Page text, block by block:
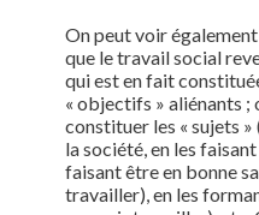
On peut voir également
que le travail social
qui est en fait
« objectifs » aliénants
constituer les « sujets »
la société, en les
faisant être en bonne
travailler), en les